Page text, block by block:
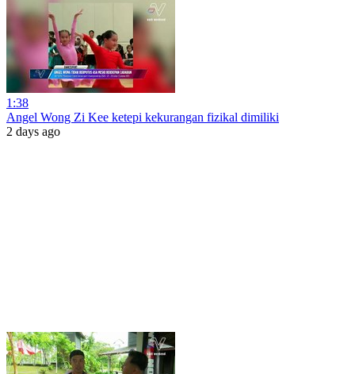
1:38
Angel Wong Zi Kee ketepi kekurangan fizikal dimiliki
2 days ago